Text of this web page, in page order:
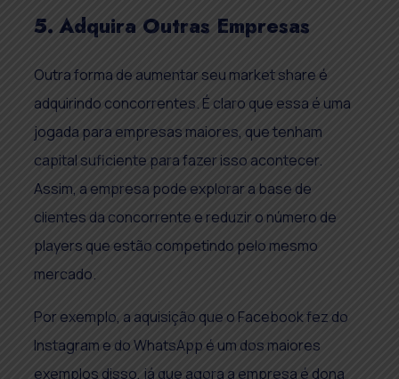
5. Adquira Outras Empresas
Outra forma de aumentar seu market share é
adquirindo concorrentes. É claro que essa é uma
jogada para empresas maiores, que tenham
capital suficiente para fazer isso acontecer.
Assim, a empresa pode explorar a base de
clientes da concorrente e reduzir o número de
players que estão competindo pelo mesmo
mercado.
Por exemplo, a aquisição que o Facebook fez do
Instagram e do WhatsApp é um dos maiores
exemplos disso, já que agora a empresa é dona